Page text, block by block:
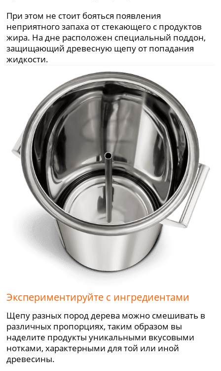
При этом не стоит бояться появления
неприятного запаха от стекающего с продуктов
жира. На дне расположен специальный поддон,
защищающий древесную щепу от попадания
жидкости.
Экспериментируйте с ингредиентами
Щепу разных пород дерева можно смешивать в
различных пропорциях, таким образом вы
наделите продукты уникальными вкусовыми
нотками, характерными для той или иной
древесины.